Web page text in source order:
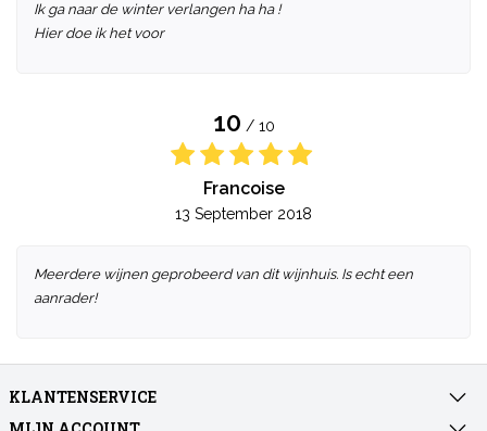
Ik ga naar de winter verlangen ha ha !
Hier doe ik het voor
10 / 10
Francoise
13 September 2018
Meerdere wijnen geprobeerd van dit wijnhuis. Is echt een
aanrader!
KLANTENSERVICE